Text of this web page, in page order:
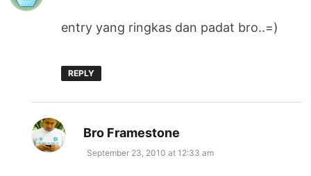
entry yang ringkas dan padat bro..=)
REPLY
Bro Framestone
September 23, 2010 at 12:33 am